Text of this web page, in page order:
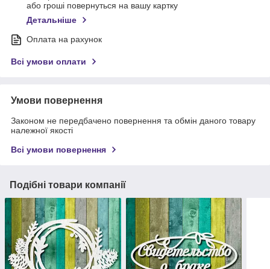
або гроші повернуться на вашу картку
Детальніше
Оплата на рахунок
Всі умови оплати
Умови повернення
Законом не передбачено повернення та обмін даного товару
належної якості
Всі умови повернення
Подібні товари компанії